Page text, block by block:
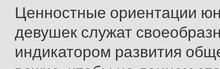
Ценностные ориентации
девушек служат
индикатором развития